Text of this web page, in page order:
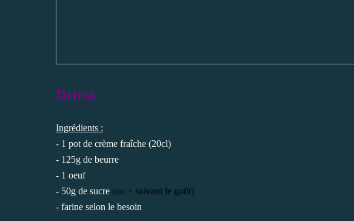
Dziria
Ingrédients :
- 1 pot de crème fraîche (20cl)
- 125g de beurre
- 1 oeuf
- 50g de sucre (ou + suivant le goût)
- farine selon le besoin